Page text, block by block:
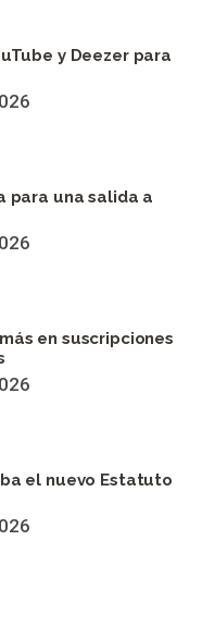
y Deezer para
para una salida a
en suscripciones
el nuevo Estatuto